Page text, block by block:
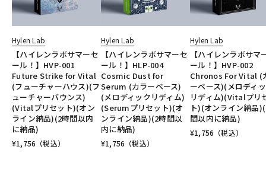
Hylen Lab
【ハイレンラボサマーセ
ール！】HVP-001
Future Strike for Vital
(フューチャーハウス)(フ
ューチャーバウンス)
(Vitalプリセット)(オン
ライン納品)(2時間以内
に納品)
¥1,756 （税込）
Hylen Lab
【ハイレンラボサマーセ
ール！】HLP-004
Cosmic Dust for
Serum (カラーベース)
(メロディックリディム)
(Serumプリセット)(オ
ンライン納品)(2時間以
内に納品)
¥1,756 （税込）
Hylen Lab
【ハイレンラボサマ
ール！】HVP-002
Chronos For Vital (
ーベース)(メロディ
リディム)(Vitalプリ
ト)(オンライン納品
間以内に納品)
¥1,756 （税込）